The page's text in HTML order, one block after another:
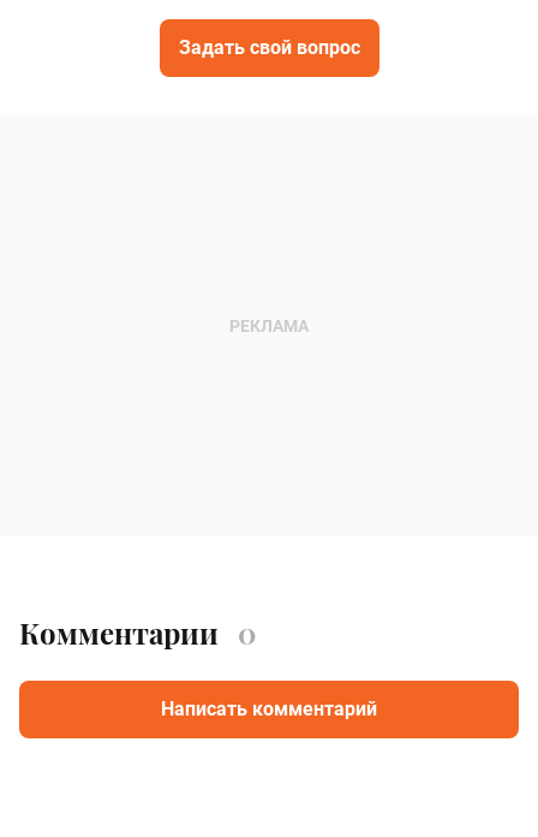
Задать свой вопрос
Комментарии 0
Написать комментарий